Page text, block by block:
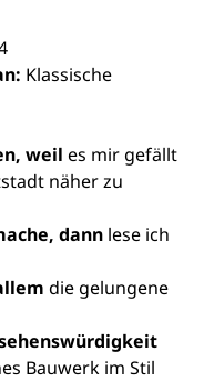
Klassische
weil es mir gefällt
näher zu
dann lese ich
die gelungene
Bauwerk im Stil